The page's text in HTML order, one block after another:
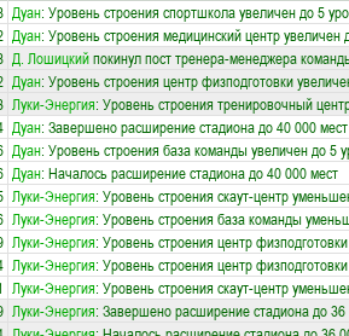
Дуан: Уровень строения спортшкола увеличен до 5
Дуан: Уровень строения медицинский центр увеличен
Д. Лошицкийпокинул пост тренера-менеджера
Дуан: Уровень строения центр физподготовки
Луки-Энергия: Уровень строения тренировочный
Дуан: Завершено расширение стадиона до 40 000 мест
Дуан: Уровень строения база команды увеличен до 5
Дуан: Началось расширение стадиона до 40 000 мест
Луки-Энергия: Уровень строения скаут-центр
Луки-Энергия: Уровень строения база команды
Луки-Энергия: Уровень строения центр
Луки-Энергия: Уровень строения центр
Луки-Энергия: Уровень строения скаут-центр
Луки-Энергия: Завершено расширение стадиона до 36